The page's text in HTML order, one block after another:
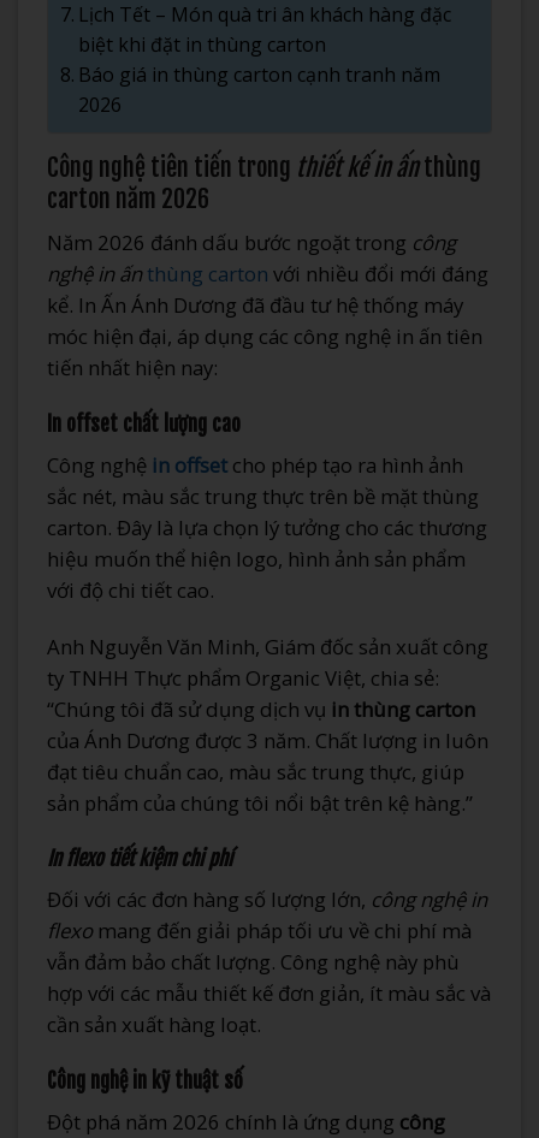
Lịch Tết – Món quà tri ân khách hàng đặc
biệt khi đặt in thùng carton
Báo giá in thùng carton cạnh tranh năm
2026
Công nghệ tiên tiến trong thiết kế in ấnthùng
carton năm 2026
Năm 2026 đánh dấu bước ngoặt trong công
nghệ in ấn thùng carton với nhiều đổi mới đáng
kể. In Ấn Ánh Dương đã đầu tư hệ thống máy
móc hiện đại, áp dụng các công nghệ in ấn tiên
tiến nhất hiện nay:
In offset chất lượng cao
Công nghệ in offset cho phép tạo ra hình ảnh
sắc nét, màu sắc trung thực trên bề mặt thùng
carton. Đây là lựa chọn lý tưởng cho các thương
hiệu muốn thể hiện logo, hình ảnh sản phẩm
với độ chi tiết cao.
Anh Nguyễn Văn Minh, Giám đốc sản xuất công
ty TNHH Thực phẩm Organic Việt, chia sẻ:
“Chúng tôi đã sử dụng dịch vụ in thùng carton
của Ánh Dương được 3 năm. Chất lượng in luôn
đạt tiêu chuẩn cao, màu sắc trung thực, giúp
sản phẩm của chúng tôi nổi bật trên kệ hàng.”
In flexo tiết kiệm chi phí
Đối với các đơn hàng số lượng lớn, công nghệ in
flexo mang đến giải pháp tối ưu về chi phí mà
vẫn đảm bảo chất lượng. Công nghệ này phù
hợp với các mẫu thiết kế đơn giản, ít màu sắc và
cần sản xuất hàng loạt.
Công nghệ in kỹ thuật số
Đột phá năm 2026 chính là ứng dụng công